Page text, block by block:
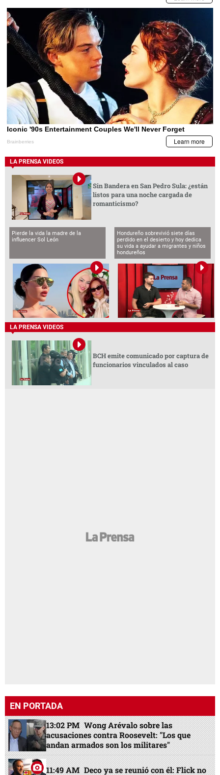
LA PRENSA VIDEOS
Sin Bandera en San Pedro Sula: ¿están
listos para una noche cargada de
romanticismo?
Pierde la vida la madre de la
influencer Sol León
Hondureño sobrevivió siete días
perdido en el desierto y hoy dedica
su vida a ayudar a migrantes y niños
hondureños
LA PRENSA VIDEOS
BCH emite comunicado por captura de
funcionarios vinculados al caso
EN PORTADA
13:02 PM Wong Arévalo sobre las
acusaciones contra Roosevelt: "Los que
andan armados son los militares"
11:49 AM Deco ya se reunió con él: Flick no